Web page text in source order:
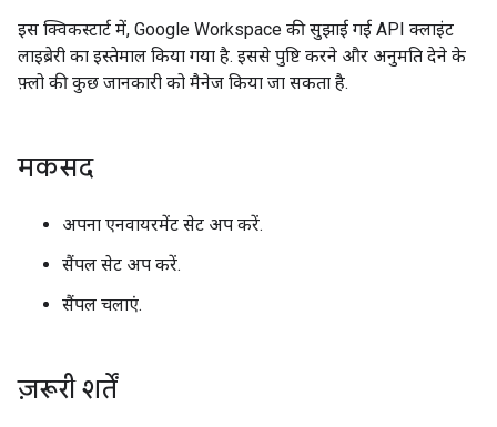
इस क्विकस्टार्ट में, Google Workspace की सुझाई गई API क्लाइंट
लाइब्रेरी का इस्तेमाल किया गया है. इससे पुष्टि करने और अनुमति देने के
फ़्लो की कुछ जानकारी को मैनेज किया जा सकता है.
मकसद
अपना एनवायरमेंट सेट अप करें.
सैंपल सेट अप करें.
सैंपल चलाएं.
ज़रूरी शर्तें